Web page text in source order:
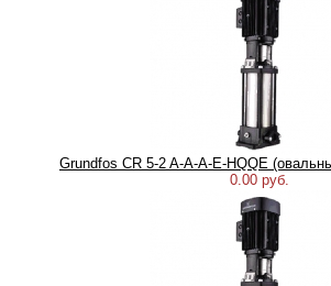
Grundfos CR 5-2 A-A-A-E-HQQE
0.00 руб.